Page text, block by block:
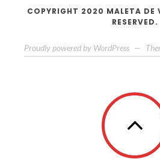
COPYRIGHT 2020 MALETA DE
RESERVED.
Proudly powered by WordPress —